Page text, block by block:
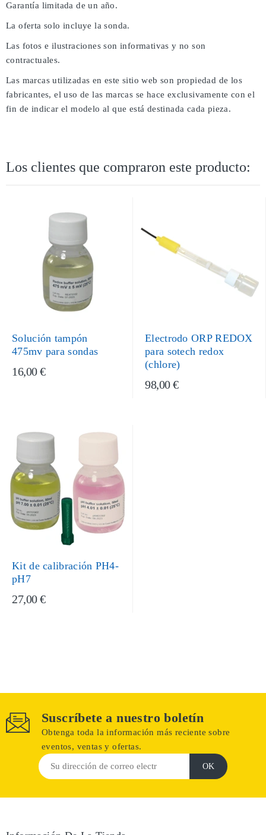
Garantía limitada de un año.
La oferta solo incluye la sonda.
Las fotos e ilustraciones son informativas y no son
contractuales.
Las marcas utilizadas en este sitio web son propiedad de los
fabricantes, el uso de las marcas se hace exclusivamente con el
fin de indicar el modelo al que está destinada cada pieza.
Los clientes que compraron este producto:
Solución tampón
475mv para sondas
16,00 €
Electrodo ORP REDOX
para sotech redox
(chlore)
98,00 €
Kit de calibración PH4-
pH7
27,00 €
Suscríbete a nuestro boletín
Obtenga toda la información más reciente sobre
eventos, ventas y ofertas.